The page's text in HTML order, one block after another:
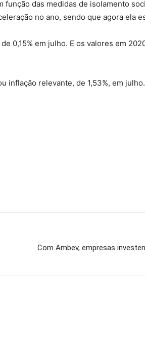
das medidas de isolamento
no ano, sendo que agora ela
0,15% em julho. E os valores em
relevante, de 1,53%, em
Com Ambev, empresas